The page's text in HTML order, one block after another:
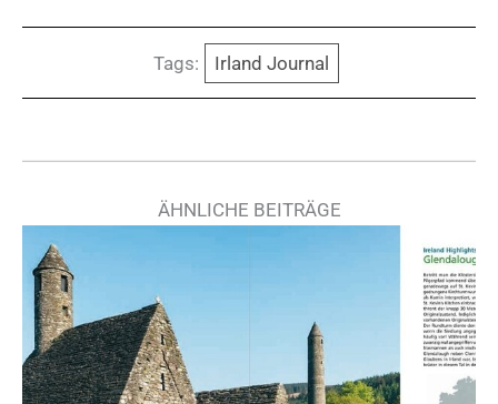
Tags: Irland Journal
ÄHNLICHE BEITRÄGE